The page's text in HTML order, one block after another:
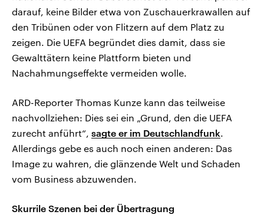
darauf, keine Bilder etwa von Zuschauerkrawallen auf
den Tribünen oder von Flitzern auf dem Platz zu
zeigen. Die UEFA begründet dies damit, dass sie
Gewalttätern keine Plattform bieten und
Nachahmungseffekte vermeiden wolle.
ARD-Reporter Thomas Kunze kann das teilweise
nachvollziehen: Dies sei ein „Grund, den die UEFA
zurecht anführt“, sagte er im Deutschlandfunk.
Allerdings gebe es auch noch einen anderen: Das
Image zu wahren, die glänzende Welt und Schaden
vom Business abzuwenden.
Skurrile Szenen bei der Übertragung